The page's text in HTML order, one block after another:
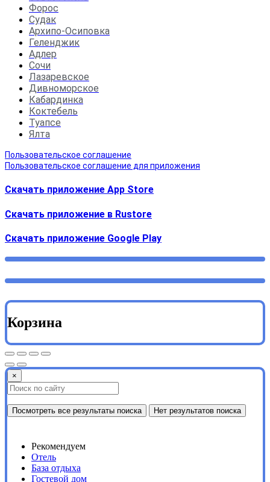
Форос
Судак
Архипо-Осиповка
Геленджик
Адлер
Сочи
Лазаревское
Дивноморское
Кабардинка
Коктебель
Туапсе
Ялта
Пользовательское соглашение
Пользовательское соглашение для приложения
Скачать приложение App Store
Скачать приложение в Rustore
Cкачать приложение Google Play
Корзина
×
Посмотреть все результаты поиска Нет результатов поиска
Рекомендуем
Отель
База отдыха
Гостевой дом